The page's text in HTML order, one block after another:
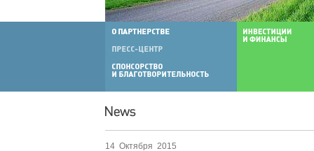
14 Октября 2015